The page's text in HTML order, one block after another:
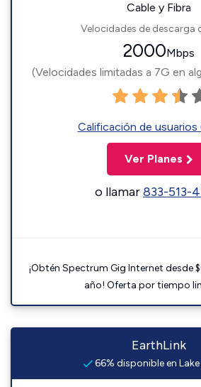
Cable y Fibra
Velocidades de descarga
2000Mbps
(Velocidades limitadas a 7G en
Calificación de
Ver Planes
o llamar833-513-
¡Obtén Spectrum Gig Internet desde
año! Oferta por tiempo
EarthLink
66% disponible en